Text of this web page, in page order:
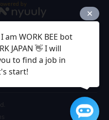
by
am WORK BEE bot
JAPAN 👋 I will
to find a job in
start!